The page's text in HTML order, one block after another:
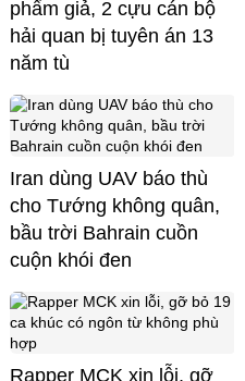
phẩm giả, 2 cựu cán bộ
hải quan bị tuyên án 13
năm tù
Iran dùng UAV báo thù
cho Tướng không quân,
bầu trời Bahrain cuồn
cuộn khói đen
Rapper MCK xin lỗi, gỡ